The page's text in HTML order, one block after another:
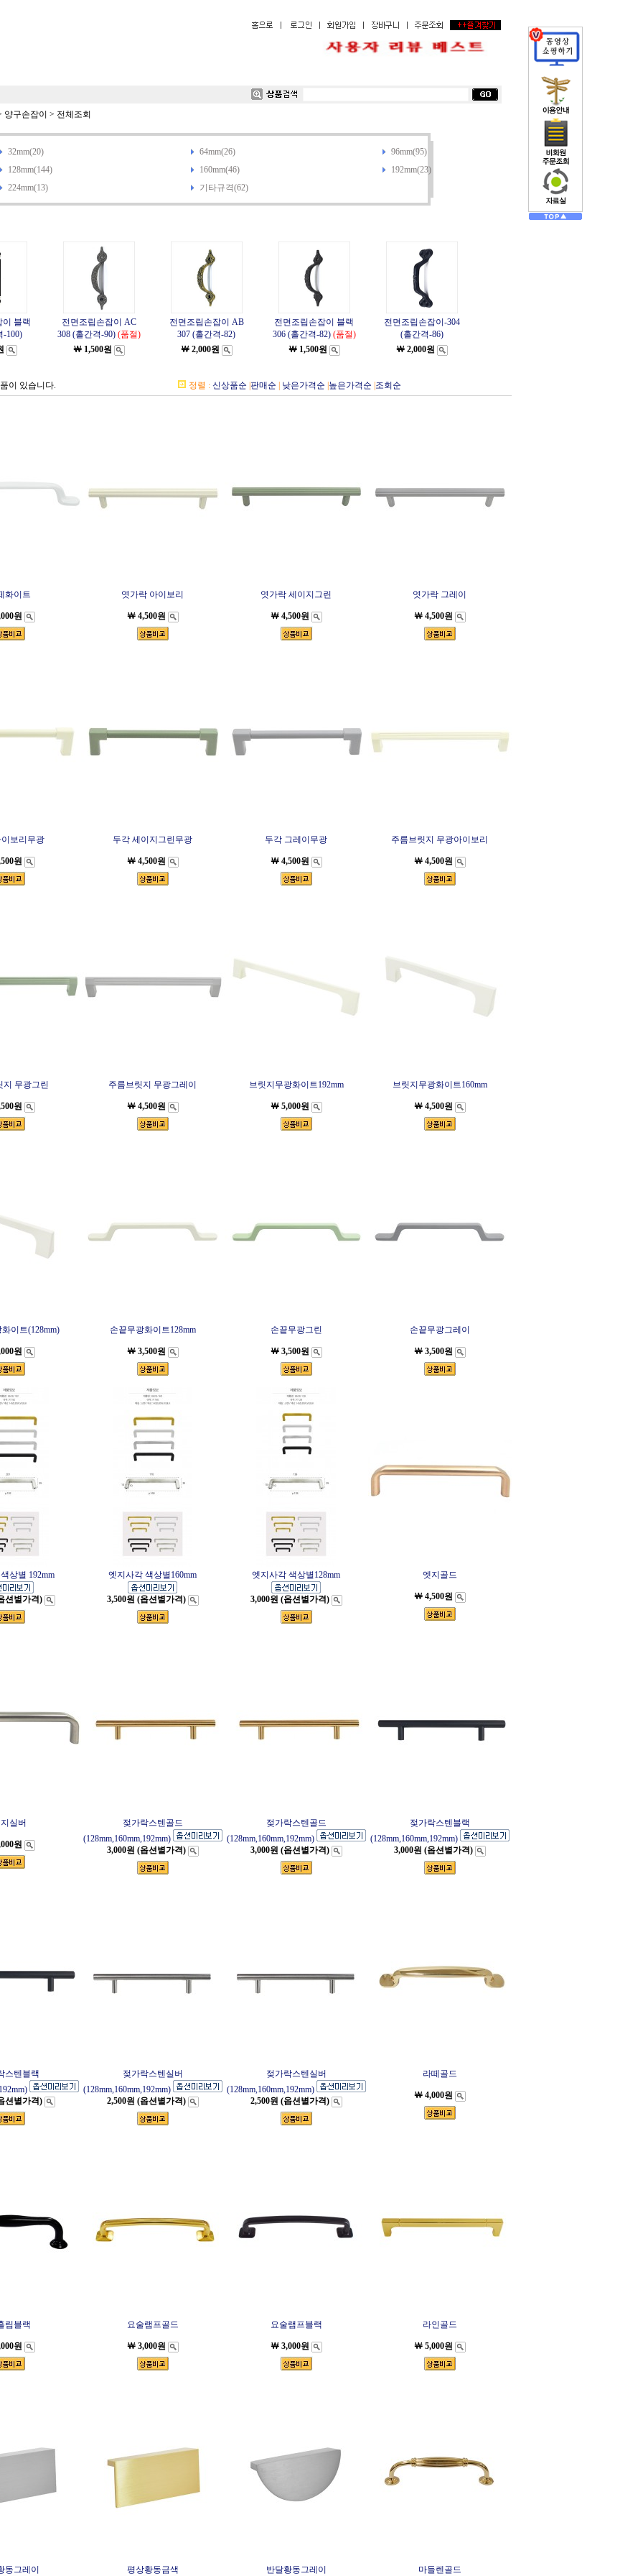
양구손잡이 > 전체조회
32mm(20) 64mm(26)
96mm(95)
128mm(144)
160mm(46)
192mm(23)
224mm(13)
기타규격(62)
이 블랙
-100)
전면조립손잡이 AC
308 (홀간격-90) (품절)
￦ 1,500원
전면조립손잡이 AB
307 (홀간격-82)
￦ 2,000원
전면조립손잡이 블랙
306 (홀간격-82) (품절)
￦ 1,500원
전면조립손잡이-304
(홀간격-86)
￦ 2,000원
이 있습니다. 정렬 : 신상품순 판매순 낮은가격순 높은가격순 조회순
화이트
원
엿가락 아이보리
￦ 4,500원
엿가락 세이지그린
￦ 4,500원
엿가락 그레이
￦ 4,500원
보리무광
원
두각 세이지그린무광
￦ 4,500원
두각 그레이무광
￦ 4,500원
주름브릿지 무광아이보리
￦ 4,500원
지 무광그린
원
주름브릿지 무광그레이
￦ 4,500원
브릿지무광화이트192mm
￦ 5,000원
브릿지무광화이트160mm
￦ 4,500원
이트(128mm)
원
손끝무광화이트128mm
￦ 3,500원
손끝무광그린
￦ 3,500원
손끝무광그레이
￦ 3,500원
상별 192mm
션별가격)
엣지사각 색상별160mm
3,500원 (옵션별가격)
엣지사각 색상별128mm
3,000원 (옵션별가격)
엣지골드
￦ 4,500원
실버
원
젖가락스텐골드
(128mm,160mm,192mm)
3,000원 (옵션별가격)
젖가락스텐골드
(128mm,160mm,192mm)
3,000원 (옵션별가격)
젖가락스텐블랙
(128mm,160mm,192mm)
3,000원 (옵션별가격)
스텐블랙
션별가격)
젖가락스텐실버
(128mm,160mm,192mm)
2,500원 (옵션별가격)
젖가락스텐실버
(128mm,160mm,192mm)
2,500원 (옵션별가격)
라떼골드
￦ 4,000원
림블랙
원
요술램프골드
￦ 3,000원
요술램프블랙
￦ 3,000원
라인골드
￦ 5,000원
동그레이 평상황동금색 반달황동그레이 마들렌골드